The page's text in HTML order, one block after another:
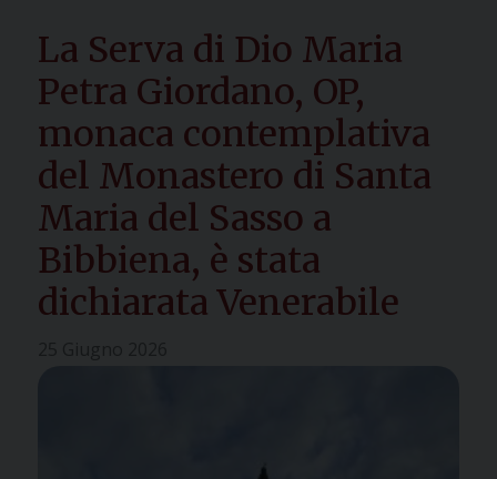
La Serva di Dio Maria
Petra Giordano, OP,
monaca contemplativa
del Monastero di Santa
Maria del Sasso a
Bibbiena, è stata
dichiarata Venerabile